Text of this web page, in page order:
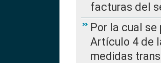
facturas del
Por la cual
Artículo 4 de
medidas